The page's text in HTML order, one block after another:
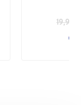
19,99